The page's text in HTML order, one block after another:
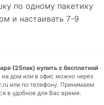
по одному пакетику
и настаивать 7-9
(25пак) купить с бесплатной
на дом или в офис можно через
или по телефону. Принимаем
в удобное для Вас время.